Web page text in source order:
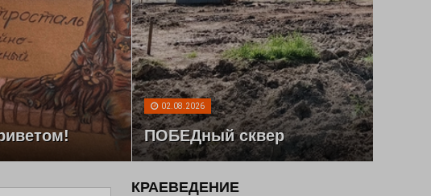
02.08.2026
ПОБЕДный сквер
КРАЕВЕДЕНИЕ